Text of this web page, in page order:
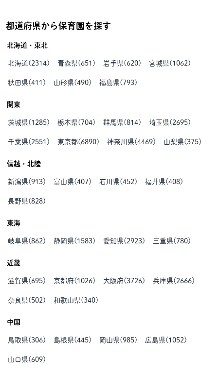
都道府県から保育園を探す
北海道・東北
北海道( 2314) 青森県( 651 ) 岩手県( 620) 宮城県( 1062 )
秋田県(411 ) 山形県(490) 福島県( 793)
関東
茨城県( 1285) 栃木県( 704) 群馬県(814) 埼玉県( 2695)
千葉県( 2551 ) 東京都( 6890) 神奈川県(4469) 山梨県(375)
信越・北陸
新潟県(913) 富山県(407 ) 石川県(452 ) 福井県(408)
長野県(828)
東海
岐阜県(862 ) 静岡県( 1583) 愛知県( 2923) 三重県( 780)
近畿
滋賀県( 695) 京都府( 1026) 大阪府(3726) 兵庫県( 2666)
奈良県( 502 ) 和歌山県(340)
中国
鳥取県(306) 島根県(445) 岡山県(985) 広島県( 1052 )
山口県( 609)